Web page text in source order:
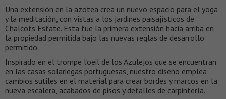
Una extensión en la azotea crea un nuevo espacio para el yoga
y la meditación, con vistas a los jardines paisajísticos de
Chalcots Estate. Esta fue la primera extensión hacia arriba en
la propiedad permitida bajo las nuevas reglas de desarrollo
permitido.
Inspirado en el trompe l’oeil de los Azulejos que se encuentran
en las casas solariegas portuguesas, nuestro diseño emplea
cambios sutiles en el material para crear bordes y marcos en la
nueva escalera, acabados de pisos y detalles de carpintería.